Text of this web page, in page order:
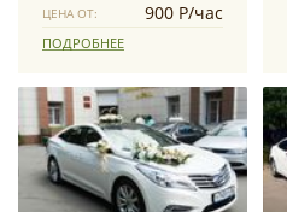
ЦЕНА ОТ: 900 Р/час
ПОДРОБНЕЕ